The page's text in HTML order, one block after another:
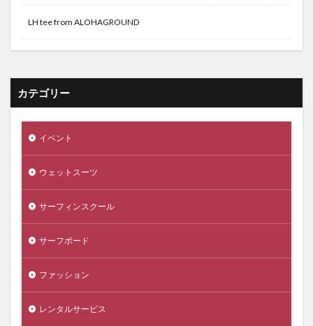
LH tee from ALOHAGROUND
カテゴリー
イベント
ウェットスーツ
サーフィンスクール
サーフボード
ファッション
レンタルサービス